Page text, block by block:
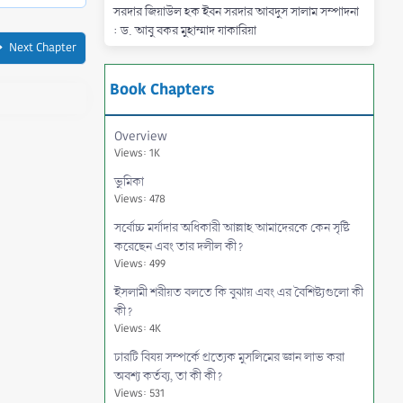
Next Chapter
সরদার জিয়াউল হক ইবন সরদার আবদুস সালাম সম্পাদনা
: ড. আবু বকর মুহাম্মাদ যাকারিয়া
Book Chapters
Overview
Views: 1K
ভুমিকা
Views: 478
সর্বোচ্চ মর্যাদার অধিকারী আল্লাহ আমাদেরকে কেন সৃষ্টি
করেছেন এবং তার দলীল কী?
Views: 499
ইসলামী শরীয়ত বলতে কি বুঝায় এবং এর বৈশিষ্ট্যগুলো কী
কী?
Views: 4K
চারটি বিষয় সম্পর্কে প্রত্যেক মুসলিমের জ্ঞান লাভ করা
অবশ্য কর্তব্য, তা কী কী?
Views: 531